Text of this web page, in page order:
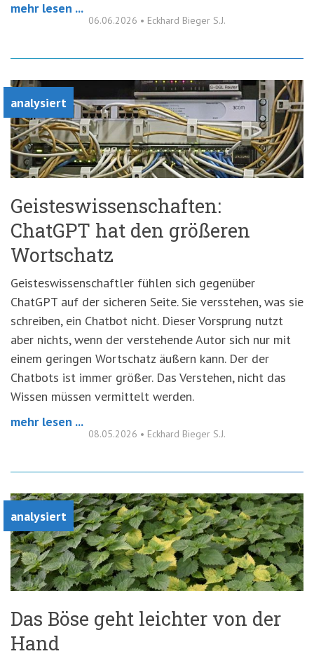
mehr lesen ...
06.06.2026 • Eckhard Bieger S.J.
analysiert
Geisteswissenschaften:
ChatGPT hat den größeren
Wortschatz
Geisteswissenschaftler fühlen sich gegenüber
ChatGPT auf der sicheren Seite. Sie versstehen, was sie
schreiben, ein Chatbot nicht. Dieser Vorsprung nutzt
aber nichts, wenn der verstehende Autor sich nur mit
einem geringen Wortschatz äußern kann. Der der
Chatbots ist immer größer. Das Verstehen, nicht das
Wissen müssen vermittelt werden.
mehr lesen ...
08.05.2026 • Eckhard Bieger S.J.
analysiert
Das Böse geht leichter von der
Hand